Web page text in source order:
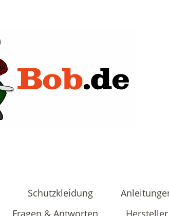
Schutzkleidung
Fragen & Antworten